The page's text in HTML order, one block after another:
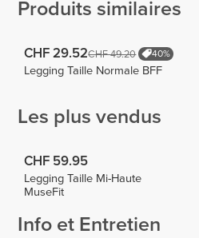
Produits similaires
CHF 29.52CHF 49.20 40%
Legging Taille Normale BFF
Les plus vendus
CHF 59.95
Legging Taille Mi-Haute
MuseFit
Info et Entretien